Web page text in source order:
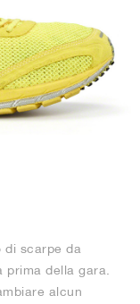
di scarpe da
prima della gara.
alcun